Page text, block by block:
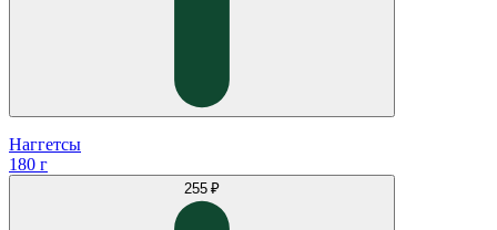
Наггетсы
180 г
255 ₽